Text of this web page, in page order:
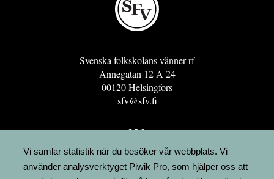
Svenska folkskolans vänner rf
Annegatan 12 A 24
00120 Helsingfors
sfv@sfv.fi
GRO
FÖRENINGSRESURSEN
MINNESRUNOR.FI
Vi samlar statistik när du besöker vår webbplats. Vi
använder analysverktyget Piwik Pro, som hjälper oss att